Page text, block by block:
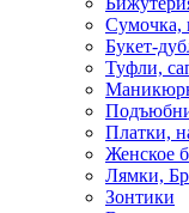
Сумочка,
Букет-
Туфли,
Платки,
Женское
Лямки,
Зонтики